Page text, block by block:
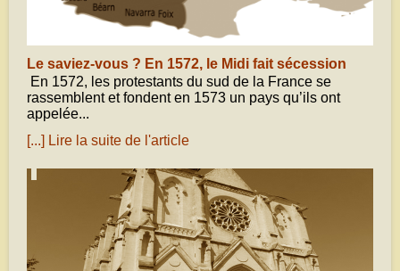
Le saviez-vous ? En 1572, le Midi fait sécession
En 1572, les protestants du sud de la France se
rassemblent et fondent en 1573 un pays qu’ils ont
appelée...
[...] Lire la suite de l'article